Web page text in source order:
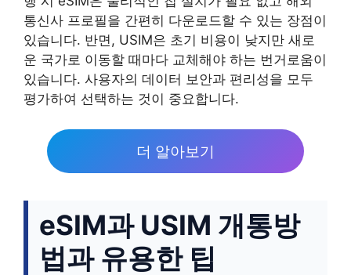
통신사 프로필을 간편히 다운로드할 수 있는 장점이
있습니다. 반면, USIM은 초기 비용이 낮지만 새로
운 국가로 이동할 때마다 교체해야 하는 번거로움이
있습니다. 사용자의 데이터 보안과 편리성을 모두
평가하여 선택하는 것이 중요합니다.
더 알아보기
eSIM과 USIM 개통방
법과 유용한 팁